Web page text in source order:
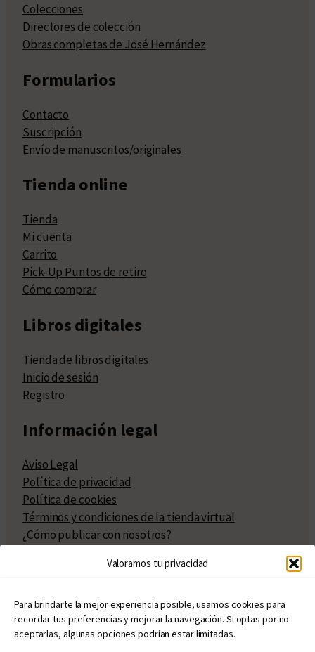
Valoramos tu privacidad
Para brindarte la mejor experiencia posible, usamos cookies para
recordar tus preferencias y mejorar la navegación. Si optas por no
aceptarlas, algunas opciones podrían estar limitadas.
Colecciones
Directores de colección
Obras completas de José Hernández
Formularios
Contacto
Suscripción
Envío de manuscritos/originales
Tienda online
Tienda
Mi cuenta
Carrito
Pick-Up Puntos de retiro
Cómo comprar
Libros digitales
Tienda de libros digitales
Inicio de sesión
Registro
Información legal
Aviso Legal
Política de privacidad
Política de cookies
Términos y condiciones de la tienda virtual
¿Cómo publicar con nosotros?
Políticas de publicación
Políticas de coedición
Atribuciones